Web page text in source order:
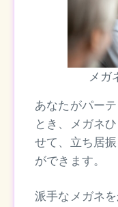
メガ
あなたがパー
とき、メガネ
せて、立ち居
ができます。
派手なメガネ